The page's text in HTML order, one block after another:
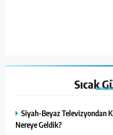
Sıcak
Siyah-Beyaz Televizyondan
Nereye Geldik?